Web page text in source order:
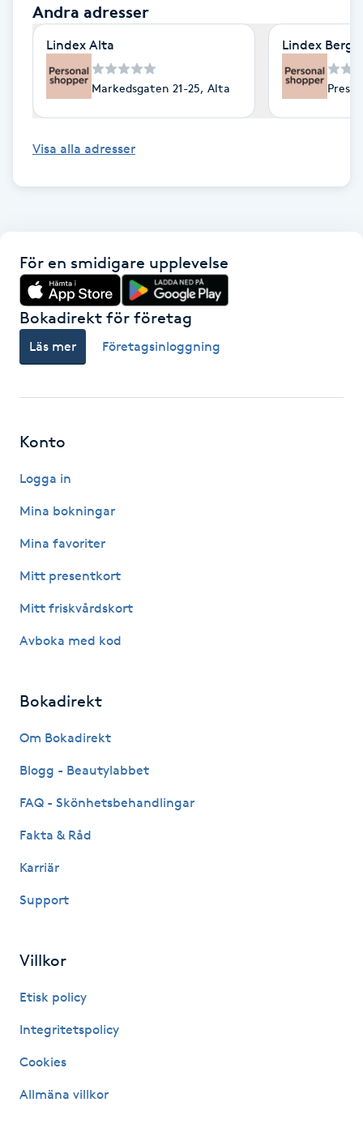
Fotmassage
Fotsvamp
Fotvård
Fransar
Fransborttagning
Fransförlängning
Fransförlängning Megavolym
Frekvensterapi
Friskvårdsmassage
Frisör
Färgning
Föning
G
Gravidmassage
Andra adresser
Lindex Alta
Markedsgaten 21-25, Alta
Lindex
Visa alla adresser
För en smidigare upplevelse
Bokadirekt för företag
Läs mer Företagsinloggning
Konto
Logga in
Mina bokningar
Mina favoriter
Mitt presentkort
Mitt friskvårdskort
Avboka med kod
Bokadirekt
Om Bokadirekt
Blogg - Beautylabbet
FAQ - Skönhetsbehandlingar
Fakta & Råd
Karriär
Support
Villkor
Etisk policy
Integritetspolicy
Cookies
Allmäna villkor